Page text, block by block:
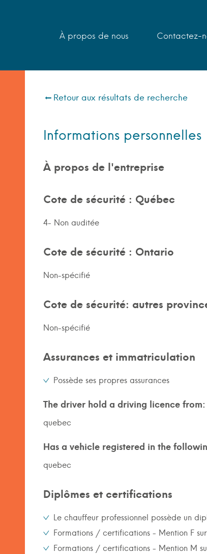
À propos de nous Contactez-
Retour aux résultats de recherche
Informations personnelles
À propos de l'entreprise
Cote de sécurité : Québec
4- Non auditée
Cote de sécurité : Ontario
Non-spécifié
Cote de sécurité: autres
Non-spécifié
Assurances et immatriculation
Possède ses propres assurances
The driver hold a driving licence from:
quebec
Has a vehicle registered in the
quebec
Diplômes et certifications
Le chauffeur professionnel possède un
Formations / certifications - Mention F
Formations / certifications - Mention M